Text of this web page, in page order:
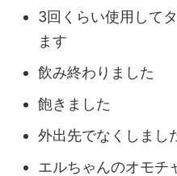
3回くらい使用して
ます
飲み終わりました
飽きました
外出先でなくしまし
エルちゃんのオモチ